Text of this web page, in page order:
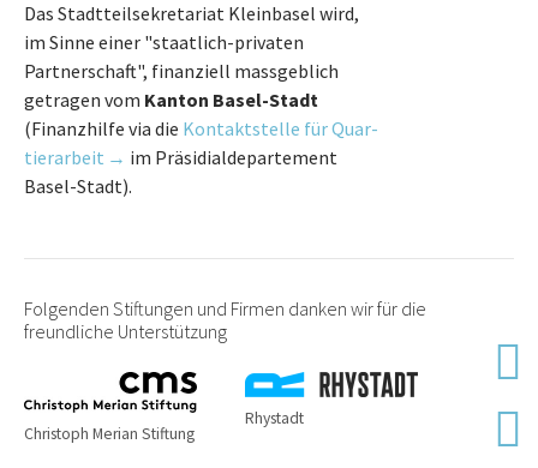
Das Stadtteilsekretariat Kleinbasel wird,
im Sinne einer "staatlich-privaten
Partnerschaft", finanziell massgeblich
getragen vom Kanton Basel-Stadt
(Finanzhilfe via die Kontaktstelle für Quar­
tier­ar­beit
im Präsidialdepartement
Basel-Stadt).
Folgenden Stiftungen und Firmen danken wir für die
freundliche Unterstützung
Christoph Merian Stiftung
Rhystadt